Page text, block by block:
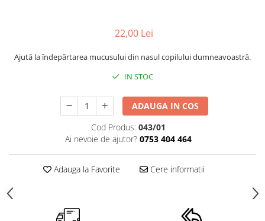
Camera copilului
Accesorii patuturi
Fotolii, mese si scaune copii
Leagane copii
Mese de infasat 50 x 70 cm Tega
Baby
22,00 Lei
Ajută la îndepărtarea mucusului din nasul copilului dumneavoastră.
IN STOC
ADAUGA IN COS
Cod Produs: 043/01
Ai nevoie de ajutor? 0753 404 464
Adauga la Favorite Cere informatii